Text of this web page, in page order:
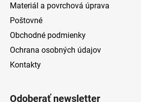
Materiál a povrchová úprava
Poštovné
Obchodné podmienky
Ochrana osobných údajov
Kontakty
Odoberať newsletter